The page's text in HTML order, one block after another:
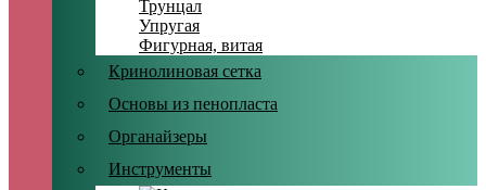
Трунцал
Упругая
Фигурная, витая
Кринолиновая сетка
Основы из пенопласта
Органайзеры
Инструменты